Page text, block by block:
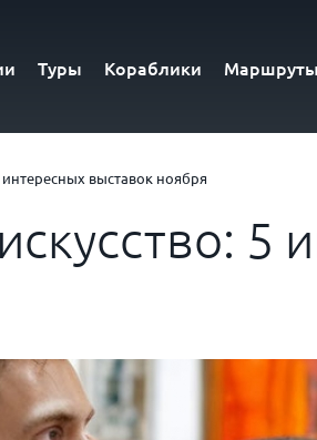
Туры Кораблики Маршруты
выставок ноября
5